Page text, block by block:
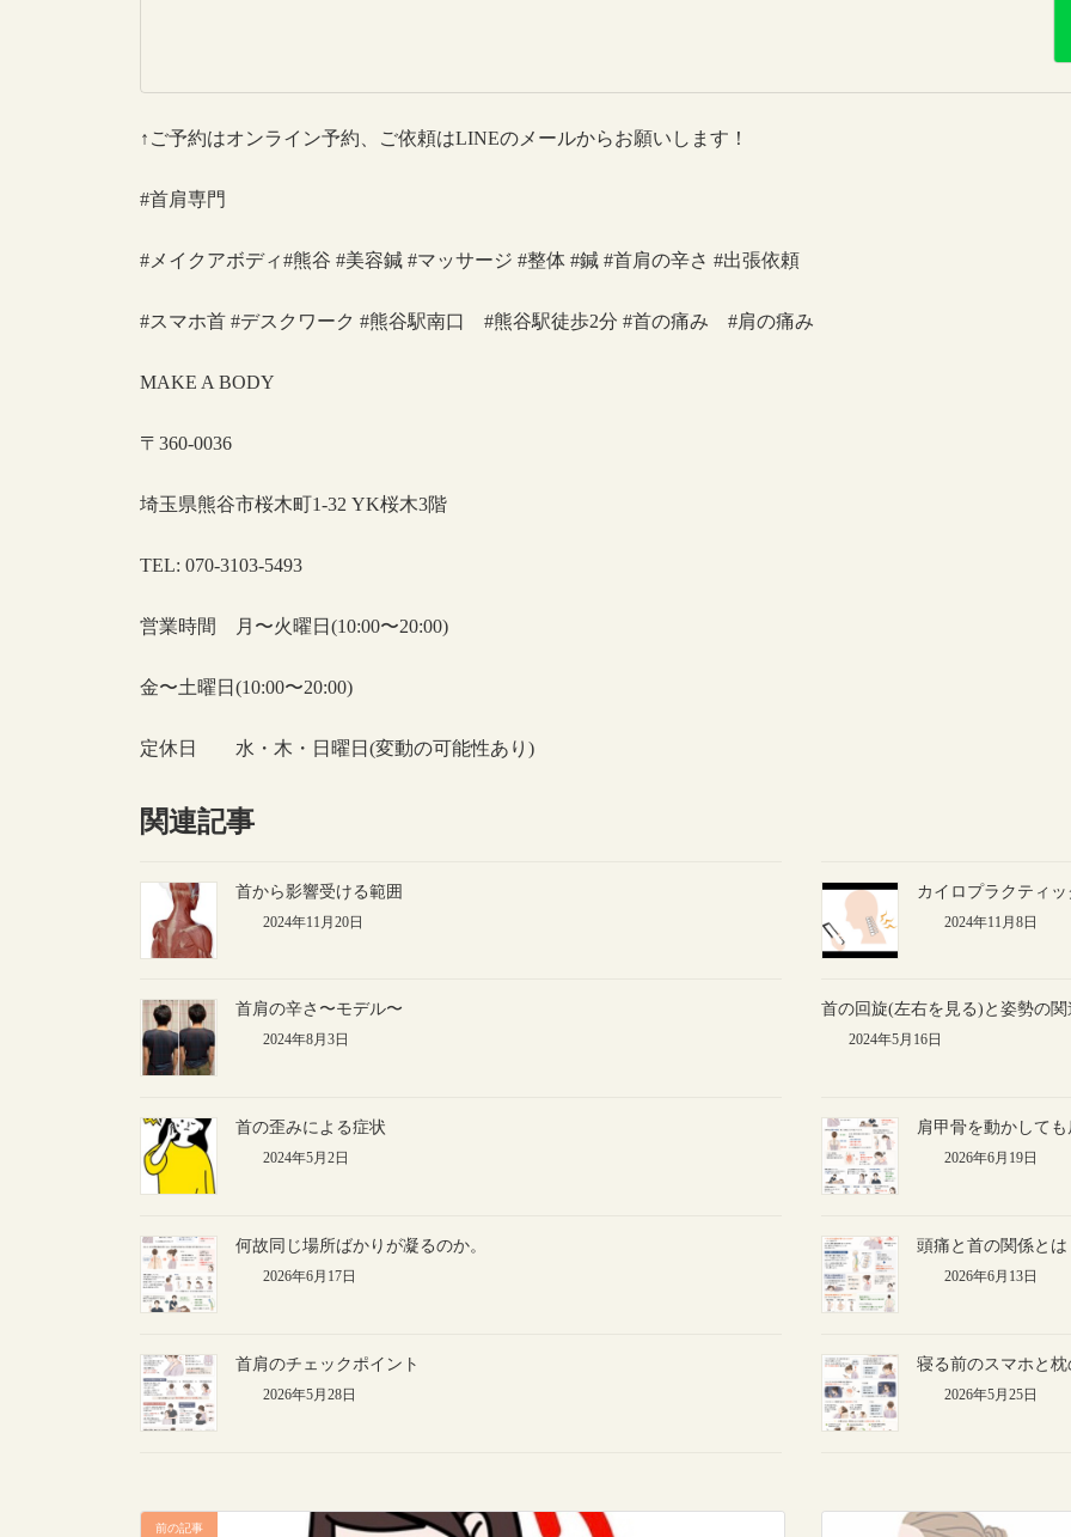
↑ご予約はオンライン予約、ご依頼はLINEのメールからお願いします！
#首肩専門
#メイクアボディ#熊谷 #美容鍼 #マッサージ #整体 #鍼 #首肩の辛さ #出張依頼
#スマホ首 #デスクワーク #熊谷駅南口 #熊谷駅徒歩2分 #首の痛み #肩の痛み
MAKE A BODY
〒360-0036
埼玉県熊谷市桜木町1-32 YK桜木3階
TEL: 070-3103-5493
営業時間 月〜火曜日(10:00〜20:00)
金〜土曜日(10:00〜20:00)
定休日 水・木・日曜日(変動の可能性あり)
関連記事
首から影響受ける範囲
2024年11月20日
カイロプラクティ
2024年11月8日
首肩の辛さ〜モデル〜
2024年8月3日
首の回旋(左右を見る)と姿勢の
2024年5月16日
首の歪みによる症状
2024年5月2日
肩甲骨を動かして
2026年6月19日
何故同じ場所ばかりが凝るのか。
2026年6月17日
頭痛と首の関係とは
2026年6月13日
首肩のチェックポイント
2026年5月28日
寝る前のスマホと
2026年5月25日
前の記事